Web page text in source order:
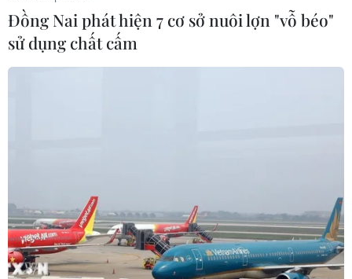
TIN CÙNG CHUYÊN MỤC
xâm phạm sở hữu trí tuệ diễn biến
phức tạp
05/08/2026 13:44
Đồng Nai phát hiện 7 cơ sở nuôi lợn "vỗ béo"
sử dụng chất cấm